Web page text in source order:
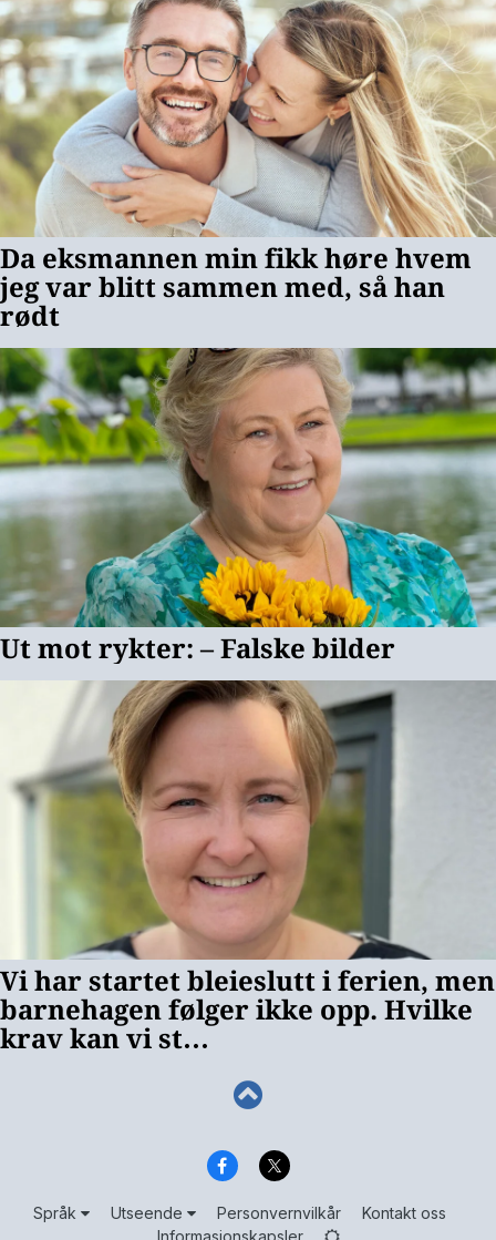
Språk Utseende Personvernvilkår
Kontakt oss
Informasjonskapsler